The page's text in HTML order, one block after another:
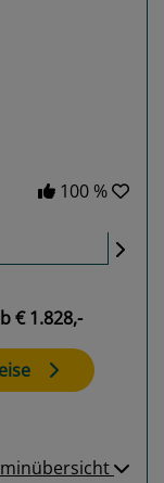
100 %
€ 1.828,-